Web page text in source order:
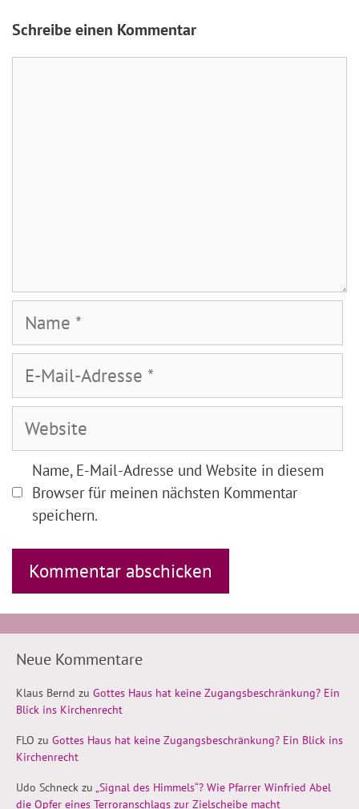
Schreibe einen Kommentar
Mail-
Adresse
Name, E-Mail-Adresse und Website in diesem
Browser für meinen nächsten Kommentar
speichern.
Neue Kommentare
Klaus Bernd zu Gottes Haus hat keine Zugangsbeschränkung? Ein
Blick ins Kirchenrecht
FLO zu Gottes Haus hat keine Zugangsbeschränkung? Ein Blick ins
Kirchenrecht
Udo Schneck zu „Signal des Himmels“? Wie Pfarrer Winfried Abel
die Opfer eines Terroranschlags zur Zielscheibe macht